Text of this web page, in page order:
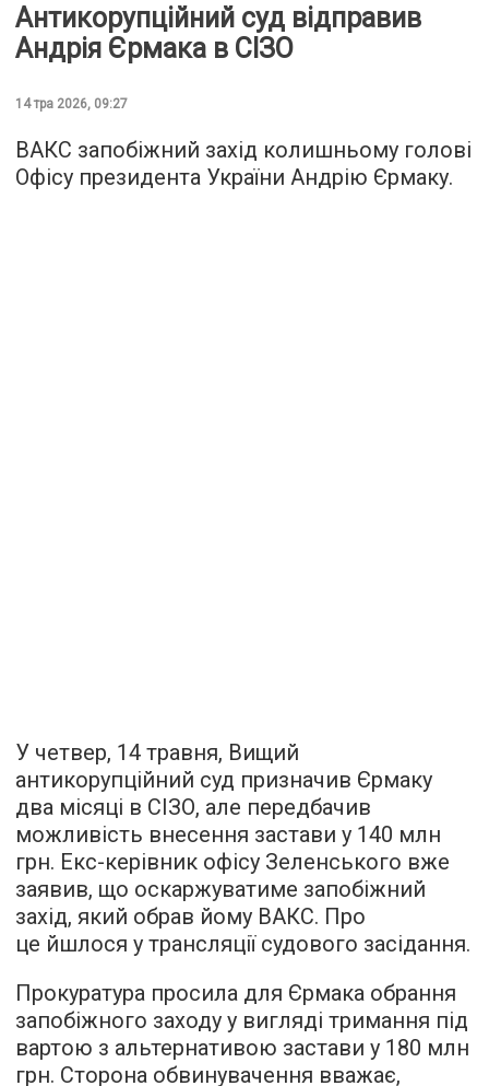
Антикорупційний суд відправив
Андрія Єрмака в СІЗО
14 тра 2026, 09:27
ВАКС запобіжний захід колишньому голові
Офісу президента України Андрію Єрмаку.
У четвер, 14 травня, Вищий
антикорупційний суд призначив Єрмаку
два місяці в СІЗО, але передбачив
можливість внесення застави у 140 млн
грн. Екс-керівник офісу Зеленського вже
заявив, що оскаржуватиме запобіжний
захід, який обрав йому ВАКС. Про
це йшлося у трансляції судового засідання.
Прокуратура просила для Єрмака обрання
запобіжного заходу у вигляді тримання під
вартою з альтернативою застави у 180 млн
грн. Сторона обвинувачення вважає,